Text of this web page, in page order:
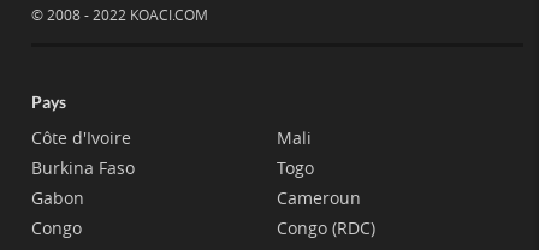
© 2008 - 2022 KOACI.COM
Pays
Côte d'Ivoire
Burkina Faso
Gabon
Congo
Mali
Togo
Cameroun
Congo (RDC)